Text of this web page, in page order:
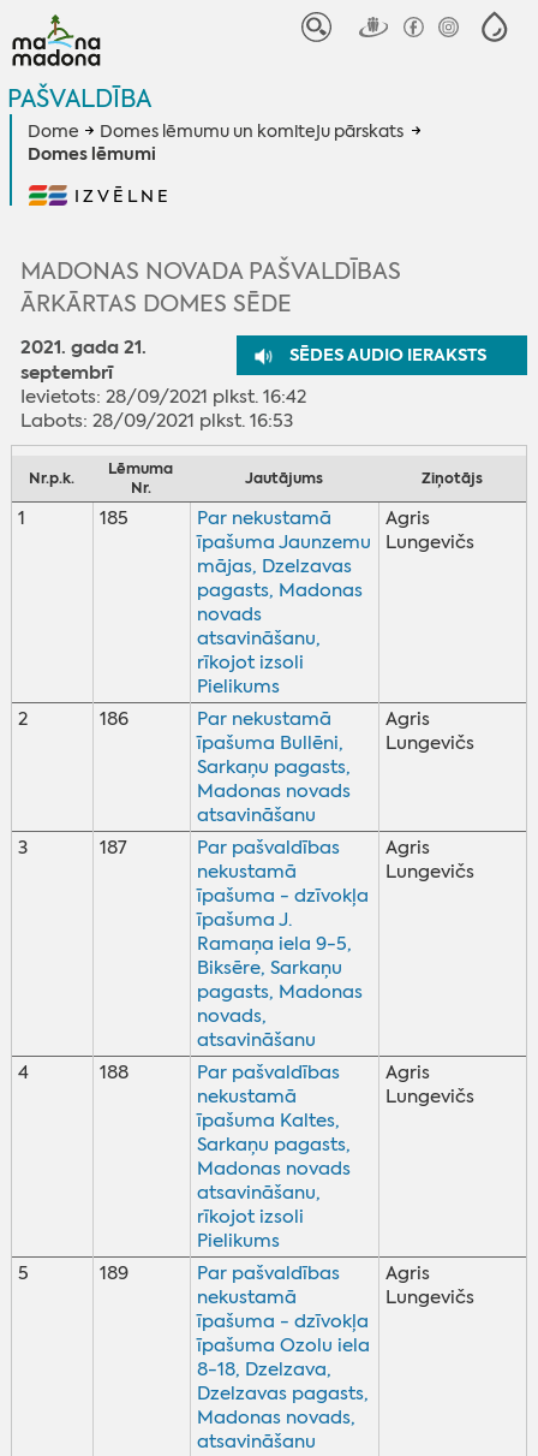
PAŠVALDĪBA
Dome Domes lēmumu un komiteju pārskats
Domes lēmumi
IZVĒLNE
MADONAS NOVADA PAŠVALDĪBAS
ĀRKĀRTAS DOMES SĒDE
SĒDES AUDIO IERAKSTS
2021. gada 21.
septembrī
Ievietots: 28/09/2021 plkst. 16:42
Labots: 28/09/2021 plkst. 16:53
Nr.p.k.
Lēmuma
Nr.
Jautājums Ziņotājs
1 185
Par nekustamā
īpašuma Jaunzemu
mājas, Dzelzavas
pagasts, Madonas
novads
atsavināšanu,
rīkojot izsoli
Pielikums
Agris
Lungevičs
2 186
Par nekustamā
īpašuma Bullēni,
Sarkaņu pagasts,
Madonas novads
atsavināšanu
Agris
Lungevičs
3 187
Par pašvaldības
nekustamā
īpašuma - dzīvokļa
īpašuma J.
Ramaņa iela 9-5,
Biksēre, Sarkaņu
pagasts, Madonas
novads,
atsavināšanu
Agris
Lungevičs
4 188
Par pašvaldības
nekustamā
īpašuma Kaltes,
Sarkaņu pagasts,
Madonas novads
atsavināšanu,
rīkojot izsoli
Pielikums
Agris
Lungevičs
5 189
Par pašvaldības
nekustamā
īpašuma - dzīvokļa
īpašuma Ozolu iela
8-18, Dzelzava,
Dzelzavas pagasts,
Madonas novads,
atsavināšanu
Agris
Lungevičs